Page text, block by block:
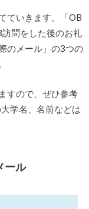
ていきます。「OB
問をした後のお礼
のメール」の3つの
すので、ぜひ参考
学名、名前などは
ール